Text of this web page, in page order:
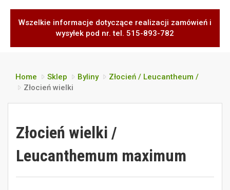
Wszelkie informacje dotyczące realizacji zamówień i
wysyłek pod nr. tel. 515-893-782
Home Sklep Byliny
Złocień / Leucantheum /
Złocień wielki
Złocień wielki /
Leucanthemum maximum